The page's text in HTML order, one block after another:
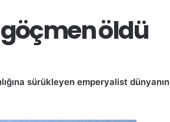
öldü
sürükleyen emperyalist dünyanın